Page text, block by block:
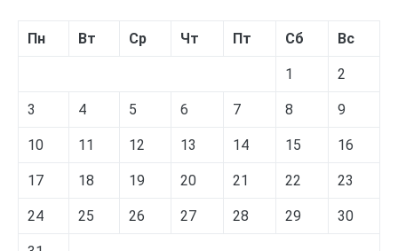
Пн Вт Ср Чт Пт Сб Вс
1 2
3 4 5 6 7 8 9
10 11 12 13 14 15 16
17 18 19 20 21 22 23
24 25 26 27 28 29 30